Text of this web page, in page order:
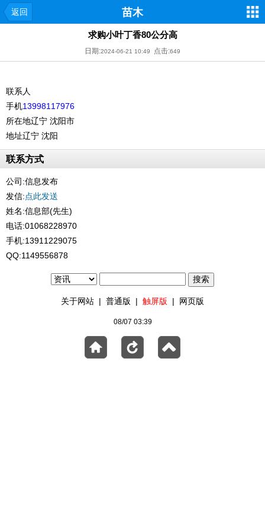
返回 苗木
求购小叶丁香80公分高
日期:2024-06-21 10:49 点击:649
联系人
手机13998117976
所在地辽宁 沈阳市
地址辽宁 沈阳
联系方式
公司:信息发布
发信:点此发送
姓名:信息部(先生)
电话:01068228970
手机:13911229075
QQ:1149556878
关于网站 | 普通版 | 触屏版 | 网页版
08/07 03:39